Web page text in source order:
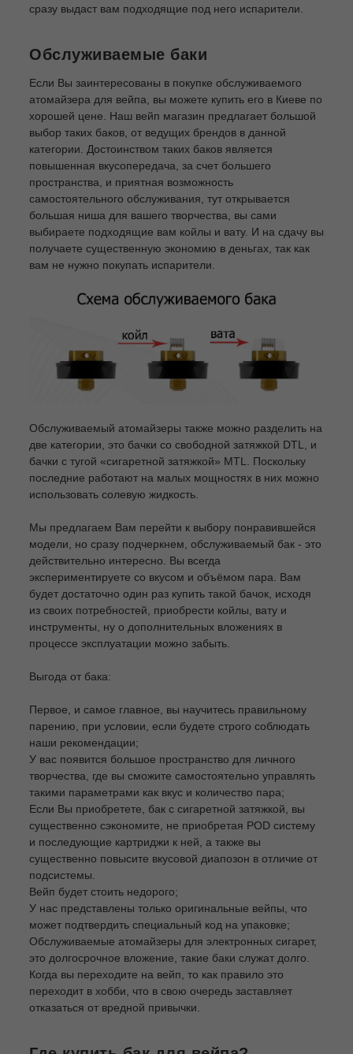
сразу выдаст вам подходящие под него испарители.
Обслуживаемые баки
Если Вы заинтересованы в покупке обслуживаемого
атомайзера для вейпа, вы можете купить его в Киеве по
хорошей цене. Наш вейп магазин предлагает большой
выбор таких баков, от ведущих брендов в данной
категории. Достоинством таких баков является
повышенная вкусопередача, за счет большего
пространства, и приятная возможность
самостоятельного обслуживания, тут открывается
большая ниша для вашего творчества, вы сами
выбираете подходящие вам койлы и вату. И на сдачу вы
получаете существенную экономию в деньгах, так как
вам не нужно покупать испарители.
Обслуживаемый атомайзеры также можно разделить на
две категории, это бачки со свободной затяжкой DTL, и
бачки с тугой «сигаретной затяжкой» MTL. Поскольку
последние работают на малых мощностях в них можно
использовать солевую жидкость.
Мы предлагаем Вам перейти к выбору понравившейся
модели, но сразу подчеркнем, обслуживаемый бак - это
действительно интересно. Вы всегда
экспериментируете со вкусом и объёмом пара. Вам
будет достаточно один раз купить такой бачок, исходя
из своих потребностей, приобрести койлы, вату и
инструменты, ну о дополнительных вложениях в
процессе эксплуатации можно забыть.
Выгода от бака:
Первое, и самое главное, вы научитесь правильному
парению, при условии, если будете строго соблюдать
наши рекомендации;
У вас появится большое пространство для личного
творчества, где вы сможите самостоятельно управлять
такими параметрами как вкус и количество пара;
Если Вы приобретете, бак с сигаретной затяжкой, вы
существенно сэкономите, не приобретая POD систему
и последующие картриджи к ней, а также вы
существенно повысите вкусовой диапозон в отличие от
подсистемы.
Вейп будет стоить недорого;
У нас представлены только оригинальные вейпы, что
может подтвердить специальный код на упаковке;
Обслуживаемые атомайзеры для электронных сигарет,
это долгосрочное вложение, такие баки служат долго.
Когда вы переходите на вейп, то как правило это
переходит в хобби, что в свою очередь заставляет
отказаться от вредной привычки.